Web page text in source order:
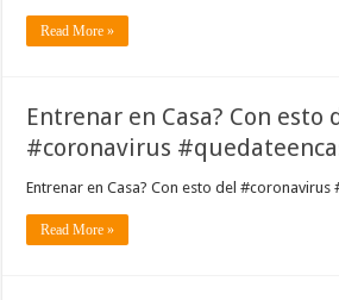
Read More »
Entrenar en Casa? Con esto
#coronavirus
Entrenar en Casa? Con esto del
Read More »